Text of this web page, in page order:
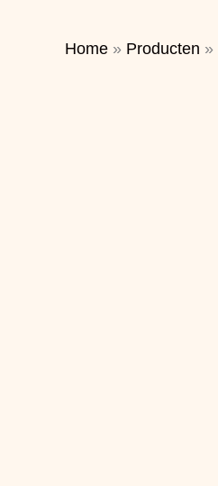
Home » Producten »